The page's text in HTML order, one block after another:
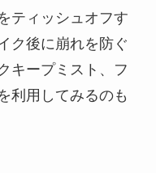
ティッシュオフす
ク後に崩れを防ぐ
キープミスト、フ
利用してみるのも